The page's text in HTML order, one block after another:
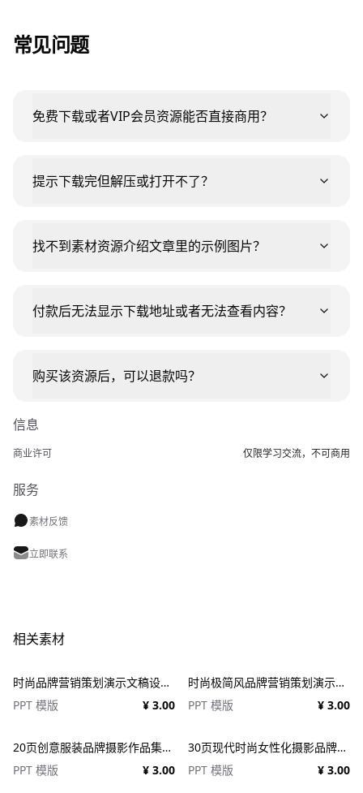
常见问题
免费下载或者VIP会员资源能否直接商用？
提示下载完但解压或打开不了？
找不到素材资源介绍文章里的示例图片？
付款后无法显示下载地址或者无法查看内容？
购买该资源后，可以退款吗？
信息
商业许可 仅限学习交流，不可商用
服务
素材反馈
立即联系
相关素材
时尚品牌营销策划演示文稿设计ppt模板 Fashion Presentation PowerPoint Template
PPT 模版
¥ 3.00
时尚极简风品牌营销策划演示文稿设计ppt模版 Assent Brand Strategy Template
PPT 模版
¥ 3.00
20页创意服装品牌摄影作品集简历公司介绍图文排版设计PPT幻灯片模板 Creative Brief PowerPoint Template
PPT 模版
¥ 3.00
30页现代时尚女性化摄影品牌设计作品集项目策划演示文稿PPT模板 Modateka – Brand Kit Powerpoint
PPT 模版
¥ 3.00